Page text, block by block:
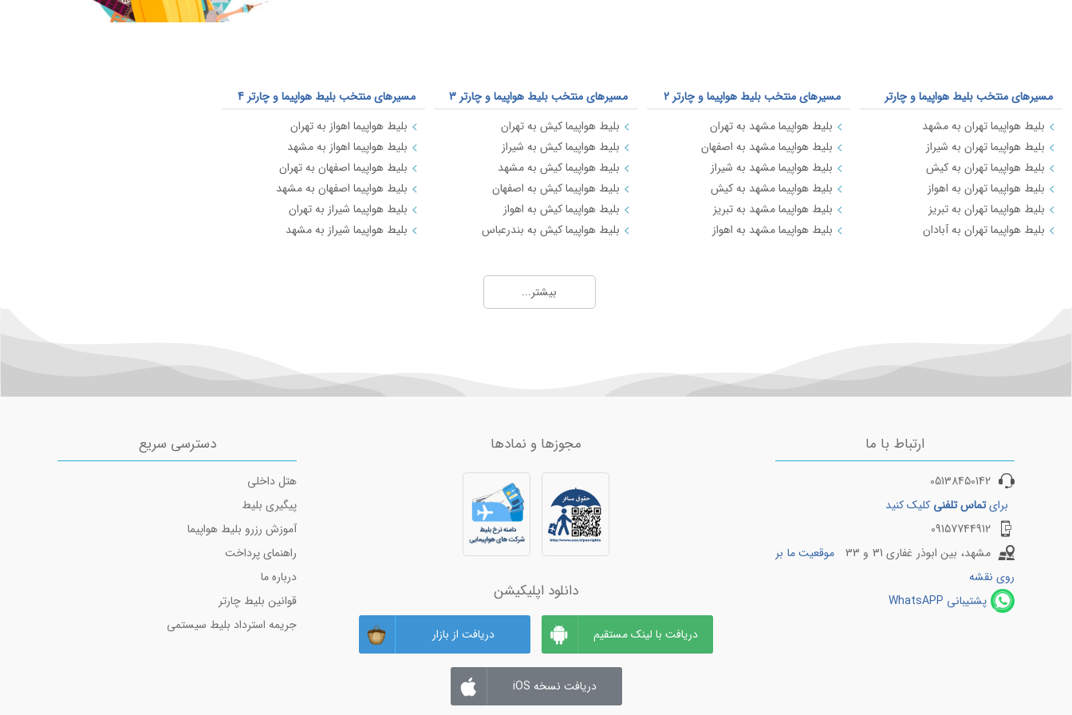
لامرد 9,106
باکو 25,251
بیرجند
کرمانشاه
مسکو(ونوکووا)
پوکت 77,274
10,699
کوالالامپور 95,125
ایلام 7,875
رشت 6,453
دالامان 28,753
سیرجان
اصفهان 7,264
قندهار 16,328
مسیرهای منتخب بلیط هواپیما و چارتر
بلیط هواپیما تهران به مشهد
بلیط هواپیما تهران به شیراز
بلیط هواپیما تهران به کیش
بلیط هواپیما تهران به اهواز
بلیط هواپیما تهران به تبریز
بلیط هواپیما تهران به آبادان
مسیرهای منتخب بلیط هواپیما و چارتر 2
بلیط هواپیما مشهد به تهران
بلیط هواپیما مشهد به اصفهان
بلیط هواپیما مشهد به شیراز
بلیط هواپیما مشهد به کیش
بلیط هواپیما مشهد به تبریز
بلیط هواپیما مشهد به اهواز
مسیرهای منتخب بلیط هواپیما و چارتر 3
بلیط هواپیما کیش به تهران
بلیط هواپیما کیش به شیراز
بلیط هواپیما کیش به مشهد
بلیط هواپیما کیش به اصفهان
بلیط هواپیما کیش به اهواز
بلیط هواپیما کیش به بندرعباس
مسیرهای منتخب بلیط هواپیما و چارتر 4
بلیط هواپیما اهواز به تهران
بلیط هواپیما اهواز به مشهد
بلیط هواپیما اصفهان به تهران
بلیط هواپیما اصفهان به مشهد
بلیط هواپیما شیراز به تهران
بلیط هواپیما شیراز به مشهد
بیشتر...
ارتباط با ما
05138450142
برایتماس تلفنی کلیک کنید
09157744912
مشهد، بین ابوذر غفاری 31 و 33
موقعیت ما بر
روی نقشه
پشتیبانی WhatsAPP
مجوزها و نمادها
دانلود اپلیکیشن
دریافت با لینک مستقیم دریافت از بازار
دریافت نسخه iOS
دسترسی سریع
هتل داخلی
پیگیری بلیط
آموزش رزرو بلیط هواپیما
راهنمای پرداخت
درباره ما
قوانین بلیط چارتر
جریمه استرداد بلیط سیستمی